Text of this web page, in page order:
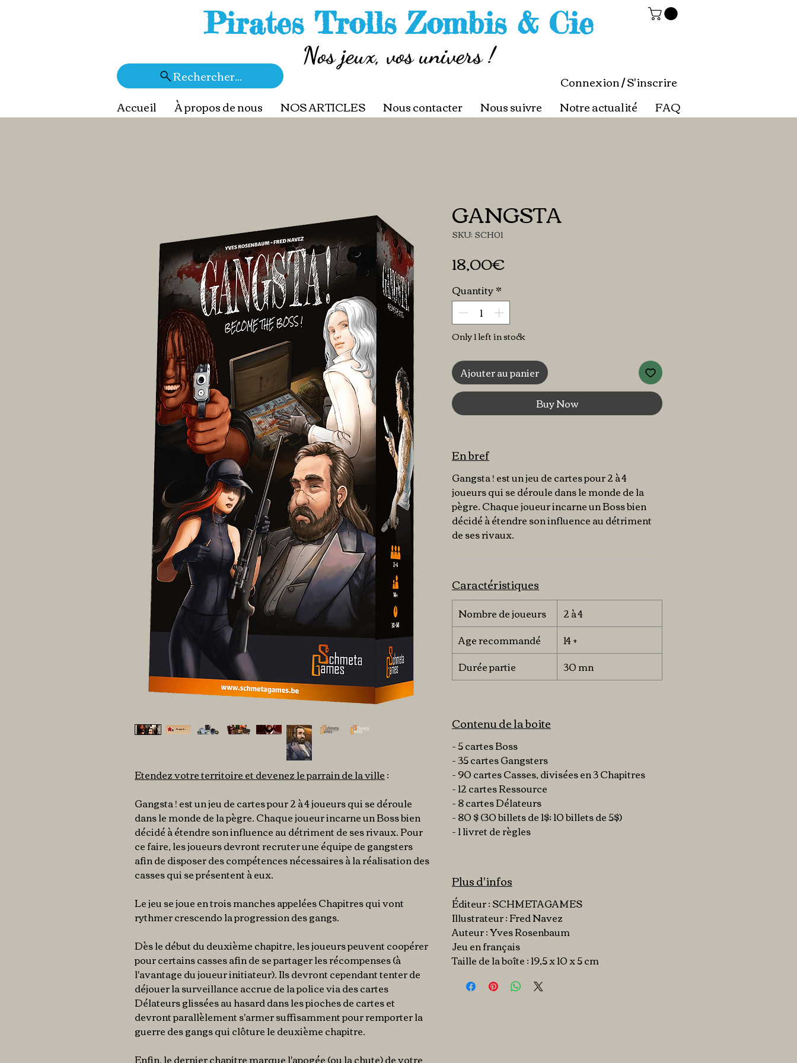
Pirates Trolls Zombis & Cie
Nos jeux, vos univers !
Connexion / S'inscrire
Rechercher...
Accueil
À propos de nous NOS ARTICLES Nous contacter Nous suivre Notre actualité FAQ
Etendez votre territoire et devenez le parrain de la ville:
Gangsta ! est un jeu de cartes pour 2 à 4 joueurs qui se déroule
dans le monde de la pègre. Chaque joueur incarne un Boss bien
décidé à étendre son influence au détriment de ses rivaux. Pour
ce faire, les joueurs devront recruter une équipe de gangsters
afin de disposer des compétences nécessaires à la réalisation des
casses qui se présentent à eux.
Le jeu se joue en trois manches appelées Chapitres qui vont
rythmer crescendo la progression des gangs.
Dès le début du deuxième chapitre, les joueurs peuvent coopérer
pour certains casses afin de se partager les récompenses (à
l'avantage du joueur initiateur). Ils devront cependant tenter de
déjouer la surveillance accrue de la police via des cartes
Délateurs glissées au hasard dans les pioches de cartes et
devront parallèlement s'armer suffisamment pour remporter la
guerre des gangs qui clôture le deuxième chapitre.
Enfin, le dernier chapitre marque l'apogée (ou la chute) de votre
GANGSTA
SKU: SCH01
18,00€Price
Quantity*
Only 1 left in stock
Ajouter au panier
Buy Now
En bref
Gangsta ! est un jeu de cartes pour 2 à 4
joueurs qui se déroule dans le monde de la
pègre. Chaque joueur incarne un Boss bien
décidé à étendre son influence au détriment
de ses rivaux.
Caractéristiques
Nombre de joueurs
2 à 4
Age recommandé
14 +
Durée partie
30 mn
Contenu de la boite
- 5 cartes Boss
- 35 cartes Gangsters
- 90 cartes Casses, divisées en 3 Chapitres
- 12 cartes Ressource
- 8 cartes Délateurs
- 80 $ (30 billets de 1$; 10 billets de 5$)
- 1 livret de règles
Plus d'infos
Éditeur :SCHMETAGAMES
Illustrateur :Fred Navez
Auteur :Yves Rosenbaum
Jeu en français
Taille de la boîte : 19,5 x 10 x 5 cm